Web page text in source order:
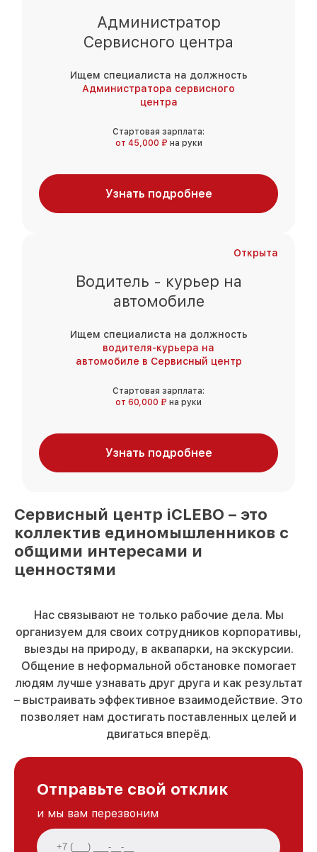
Администратор
Сервисного центра
Ищем специалиста на должность
Администратора сервисного
центра
Стартовая зарплата:
от 45,000 ₽ на руки
Узнать подробнее
Открыта
Водитель - курьер на
автомобиле
Ищем специалиста на должность
водителя-курьера на
автомобиле в Сервисный центр
Стартовая зарплата:
от 60,000 ₽ на руки
Узнать подробнее
Сервисный центр iCLEBO – это
коллектив единомышленников с
общими интересами и
ценностями
Нас связывают не только рабочие дела. Мы
организуем для своих сотрудников корпоративы,
выезды на природу, в аквапарки, на экскурсии.
Общение в неформальной обстановке помогает
людям лучше узнавать друг друга и как результат
– выстраивать эффективное взаимодействие. Это
позволяет нам достигать поставленных целей и
двигаться вперёд.
Отправьте свой отклик
и мы вам перезвоним